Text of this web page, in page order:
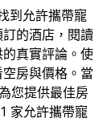
到允許攜帶寵
的酒店，閱讀
真實評論。使
房與價格。當
您提供最佳房
家允許攜帶寵